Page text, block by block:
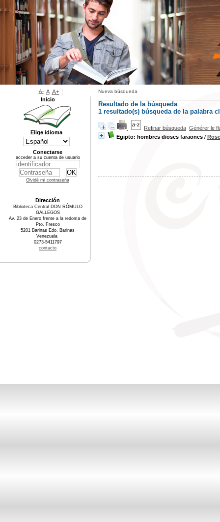
Nueva búsqueda
Resultado de la búsqueda
1 resultado(s) búsqueda de la palabra
Refinar búsqueda Générer le
Egipto: hombres dioses faraones /
A- A A+
Inicio
Elige idioma
Conectarse
acceder a su cuenta de usuario
Olvidé mi contraseña
Dirección
Biblioteca Central DON RÓMULO
GALLEGOS
Av. 23 de Enero frente a la redoma de
Pto. Fresco
5201 Barinas Edo. Barinas
Venezuela
0273-5411797
contacto